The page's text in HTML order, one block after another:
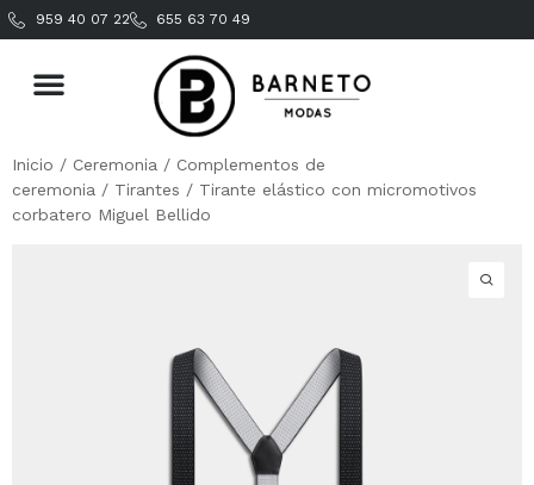
959 40 07 22 655 63 70 49
Inicio / Ceremonia / Complementos de
ceremonia / Tirantes / Tirante elástico con micromotivos
corbatero Miguel Bellido